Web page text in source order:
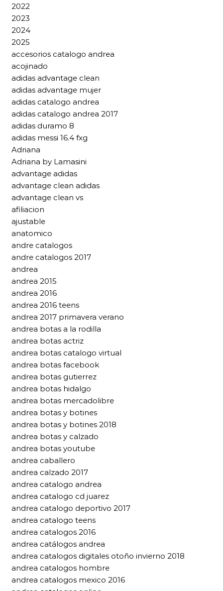
2022
2023
2024
2025
accesorios catalogo andrea
acojinado
adidas advantage clean
adidas advantage mujer
adidas catalogo andrea
adidas catalogo andrea 2017
adidas duramo 8
adidas messi 16.4 fxg
Adriana
Adriana by Lamasini
advantage adidas
advantage clean adidas
advantage clean vs
afiliacion
ajustable
anatomico
andre catalogos
andre catalogos 2017
andrea
andrea 2015
andrea 2016
andrea 2016 teens
andrea 2017 primavera verano
andrea botas a la rodilla
andrea botas actriz
andrea botas catalogo virtual
andrea botas facebook
andrea botas gutierrez
andrea botas hidalgo
andrea botas mercadolibre
andrea botas y botines
andrea botas y botines 2018
andrea botas y calzado
andrea botas youtube
andrea caballero
andrea calzado 2017
andrea catalogo andrea
andrea catalogo cd juarez
andrea catalogo deportivo 2017
andrea catalogo teens
andrea catalogos 2016
andrea catálogos andrea
andrea catalogos digitales otoño invierno 2018
andrea catalogos hombre
andrea catalogos mexico 2016